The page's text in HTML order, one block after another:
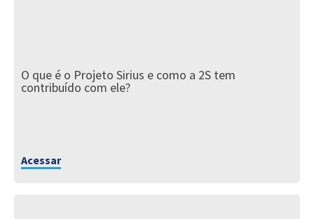
O que é o Projeto Sirius e como a 2S tem
contribuído com ele?
Acessar